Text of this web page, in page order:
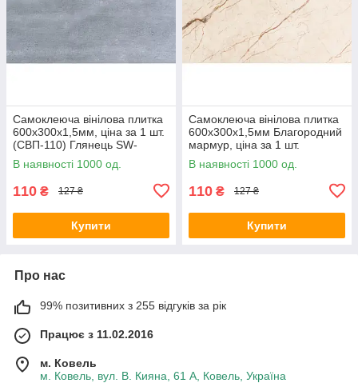
Самоклеюча вінілова плитка
600х300х1,5мм, ціна за 1 шт.
(СВП-110) Глянець SW-
00000499
В наявності 1000 од.
110 ₴ 127 ₴
Купити
Самоклеюча вінілова плитка
600х300х1,5мм Благородний
мармур, ціна за 1 шт.
(СВП-101) Глянець SW-
00000291
В наявності 1000 од.
110 ₴ 127 ₴
Купити
Про нас
99% позитивних з 255 відгуків за рік
Працює з 11.02.2016
м. Ковель
м. Ковель, вул. В. Кияна, 61 А, Ковель, Україна